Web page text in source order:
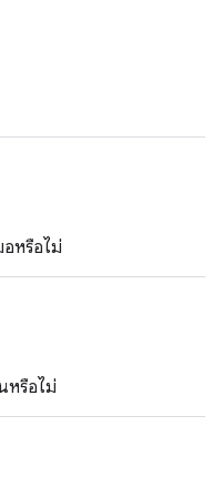
อหรือไม่
หรือไม่